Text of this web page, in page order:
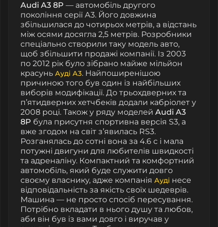
Audi A3 8P — автомобіль другого
покоління серії А3. Його довжина
збільшилася до чотирьох метрів, а відстань
між осями досягла 2,5 метрів. Розробники
спеціально створили таку модель авто,
щоб збільшити продажі компанії. Із 2003
по 2012 рік було зібрано майже мільйон
красунь Ауді А3. Найпоширенішою
причиною того був один із найбільших
виборів модифікації. До трьохдверних та
п’ятидверних хетчбеків додали кабріолет у
2008 році. Також у ряду моделей Audi A3
8P була присутня спортивна версія S3, а
вже згодом на світ з’явилась RS3.
Розганялась до сотні вона за 4.6 с і мала
потужні двигуни для любителів швидкості
та адреналіну. Компактний та комфортний
автомобіль, який буде служити довго
своєму власнику, адже компанія Ауді несе
відповідальність за якість своїх шедеврів.
Машина — не просто спосіб пересування.
Потрібно вкладати в нього душу та любов,
аби він був із вами довго і виручав у